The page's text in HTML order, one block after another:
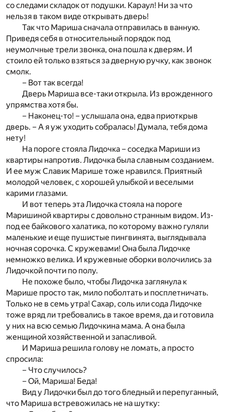
со следами складок от подушки. Караул! Ни за что
нельзя в таком виде открывать дверь!
Так что Мариша сначала отправилась в ванную.
Приведя себя в относительный порядок под
неумолчные трели звонка, она пошла к дверям. И
стоило ей только взяться за дверную ручку, как звонок
смолк.
– Вот так всегда!
Дверь Мариша все-таки открыла. Из врожденного
упрямства хотя бы.
– Наконец-то! – услышала она, едва приоткрыв
дверь. – А я уж уходить собралась! Думала, тебя дома
нету!
На пороге стояла Лидочка – соседка Мариши из
квартиры напротив. Лидочка была славным созданием.
И ее муж Славик Марише тоже нравился. Приятный
молодой человек, с хорошей улыбкой и веселыми
карими глазами.
И вот теперь эта Лидочка стояла на пороге
Маришиной квартиры с довольно странным видом. Из-
под ее байкового халатика, по которому важно гуляли
маленькие и еще пушистые пингвинята, выглядывала
ночная сорочка. С кружевами! Она была Лидочке
немножко велика. И кружевные оборки волочились за
Лидочкой почти по полу.
Не похоже было, чтобы Лидочка заглянула к
Марише просто так, мило поболтать и посплетничать.
Только не в семь утра! Сахар, соль или сода Лидочке
тоже вряд ли требовались в такое время, да и готовила
у них на всю семью Лидочкина мама. А она была
женщиной хозяйственной и запасливой.
И Мариша решила голову не ломать, а просто
спросила:
– Что случилось?
– Ой, Мариша! Беда!
Вид у Лидочки был до того бледный и перепуганный,
что Мариша встревожилась не на шутку: